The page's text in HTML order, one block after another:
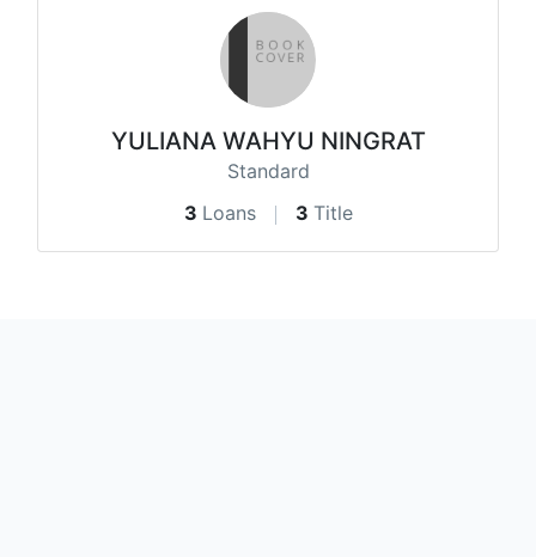
YULIANA WAHYU NINGRAT
Standard
3 Loans 3 Title